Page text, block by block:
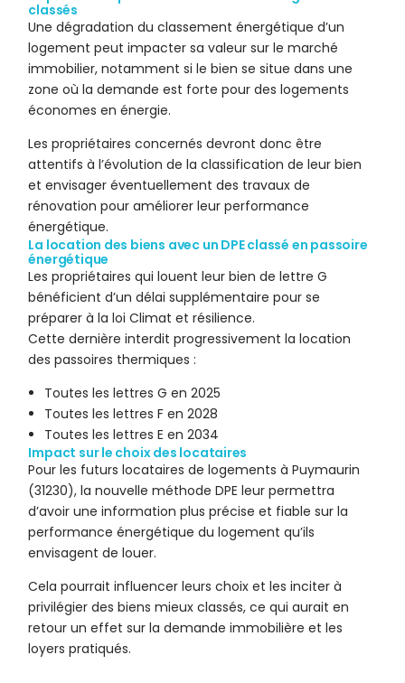
classés
Une dégradation du classement énergétique d’un
logement peut impacter sa valeur sur le marché
immobilier, notamment si le bien se situe dans une
zone où la demande est forte pour des logements
économes en énergie.
Les propriétaires concernés devront donc être
attentifs à l’évolution de la classification de leur bien
et envisager éventuellement des travaux de
rénovation pour améliorer leur performance
énergétique.
La location des biens avec un DPE classé en passoire
énergétique
Les propriétaires qui louent leur bien de lettre G
bénéficient d’un délai supplémentaire pour se
préparer à la loi Climat et résilience.
Cette dernière interdit progressivement la location
des passoires thermiques :
Toutes les lettres G en 2025
Toutes les lettres F en 2028
Toutes les lettres E en 2034
Impact sur le choix des locataires
Pour les futurs locataires de logements à Puymaurin
(31230), la nouvelle méthode DPE leur permettra
d’avoir une information plus précise et fiable sur la
performance énergétique du logement qu’ils
envisagent de louer.
Cela pourrait influencer leurs choix et les inciter à
privilégier des biens mieux classés, ce qui aurait en
retour un effet sur la demande immobilière et les
loyers pratiqués.